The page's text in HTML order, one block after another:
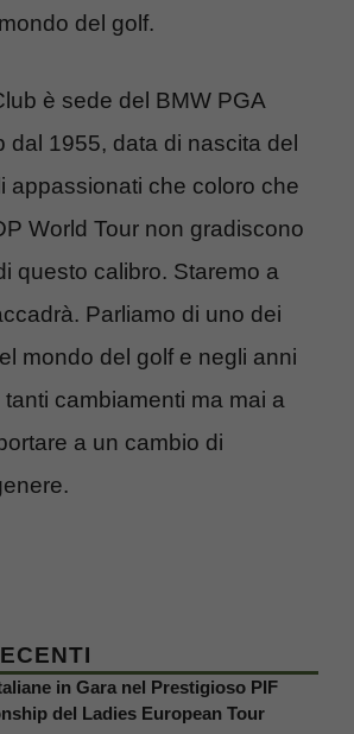
del golf.
è sede del BMW PGA
dal 1955, data di nascita del
appassionati che coloro che
World Tour non gradiscono
questo calibro. Staremo a
Parliamo di uno dei
mondo del golf e negli anni
cambiamenti ma mai a
a un cambio di
in Gara nel Prestigioso PIF
del Ladies European Tour